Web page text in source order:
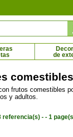
de
Fairy'
frutos comestibles
y adultos.
referencia(s) - - 1